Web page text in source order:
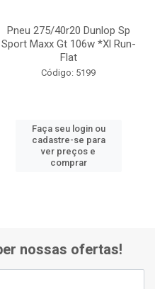
Pneu 275/40r20 Dunlop Sp
Sport Maxx Gt 106w *Xl Run-
Flat
Código: 5199
Faça seu login ou
cadastre-se para
ver preços e
comprar
nossas ofertas!